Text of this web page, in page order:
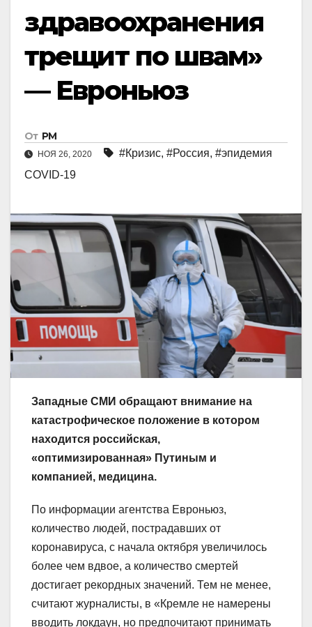
здравоохранения
трещит по швам»
— Евроньюз
От РМ
НОЯ 26, 2020 #Кризис, #Россия, #эпидемия
COVID-19
Западные СМИ обращают внимание на
катастрофическое положение в котором
находится российская,
«оптимизированная» Путиным и
компанией, медицина.
По информации агентства Евроньюз,
количество людей, пострадавших от
коронавируса, с начала октября увеличилось
более чем вдвое, а количество смертей
достигает рекордных значений. Тем не менее,
считают журналисты, в «Кремле не намерены
вводить локдаун, но предпочитают принимать